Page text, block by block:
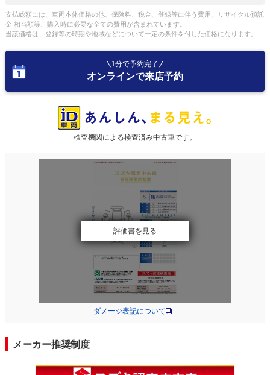
支払総額には、車両本体価格の他、保険料、税金、登録等に伴う費用、リサイクル預託
金 相当額等、購入時に必要な全ての費用が含まれています。
当該価格は、登録等の時期や地域などについて一定の条件を付した価格になります。
1分で予約完了
オンラインで来店予約
検査機関による検査済み中古車です。
評価書を見る
ダメージ表記について
メーカー推奨制度